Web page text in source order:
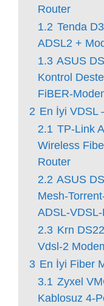
Router
1.2 Tenda
ADSL2 +
1.3 ASUS
Kontrol
FiBER-
2 En İyi VDSL
2.1 TP-Link
Wireless
Router
2.2 ASUS
Mesh-
ADSL-
2.3 Krn
Vdsl-2
3 En İyi Fiber
3.1 Zyxel
Kablosuz 4-